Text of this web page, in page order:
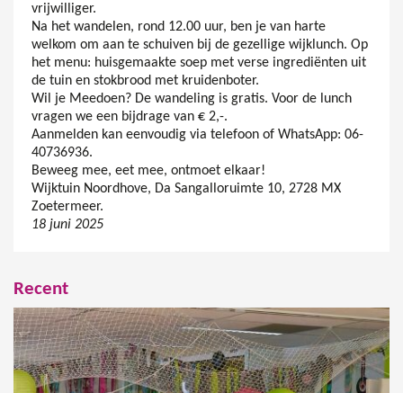
vrijwilliger.
Na het wandelen, rond 12.00 uur, ben je van harte
welkom om aan te schuiven bij de gezellige wijklunch. Op
het menu: huisgemaakte soep met verse ingrediënten uit
de tuin en stokbrood met kruidenboter.
Wil je Meedoen? De wandeling is gratis. Voor de lunch
vragen we een bijdrage van € 2,-.
Aanmelden kan eenvoudig via telefoon of WhatsApp: 06-
40736936.
Beweeg mee, eet mee, ontmoet elkaar!
Wijktuin Noordhove, Da Sangalloruimte 10, 2728 MX
Zoetermeer.
18 juni 2025
Recent